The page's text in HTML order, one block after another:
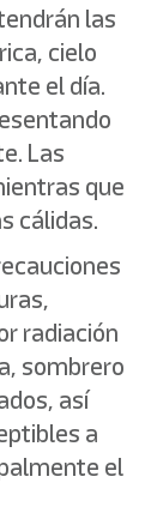
las
cielo
el día.
Las
que
cálidas.
radiación
sombrero
así
a
el